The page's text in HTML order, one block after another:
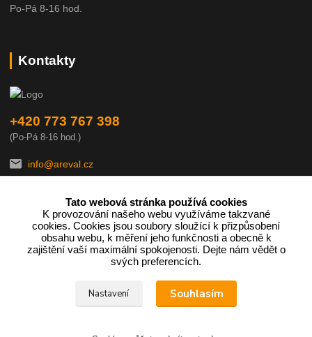
Po-Pá 8-16 hod.
Kontakty
+420 773 767 398
(Po-Pá 8-16 hod.)
info@areval.cz
Podle zákona o evidenci tržeb je prodávající povinen vystavit
Zároveň je povinen zaevidovat přijatou tržbu u správce daně online;
v případě technického výpadku pak nejpozději do 48 hodin.
Tato webová stránka používá cookies
K provozování našeho webu využíváme takzvané
cookies. Cookies jsou soubory sloužící k přizpůsobení
obsahu webu, k měření jeho funkčnosti a obecně k
zajištění vaší maximální spokojenosti. Dejte nám vědět o
svých preferencích.
Nastavení Souhlasím